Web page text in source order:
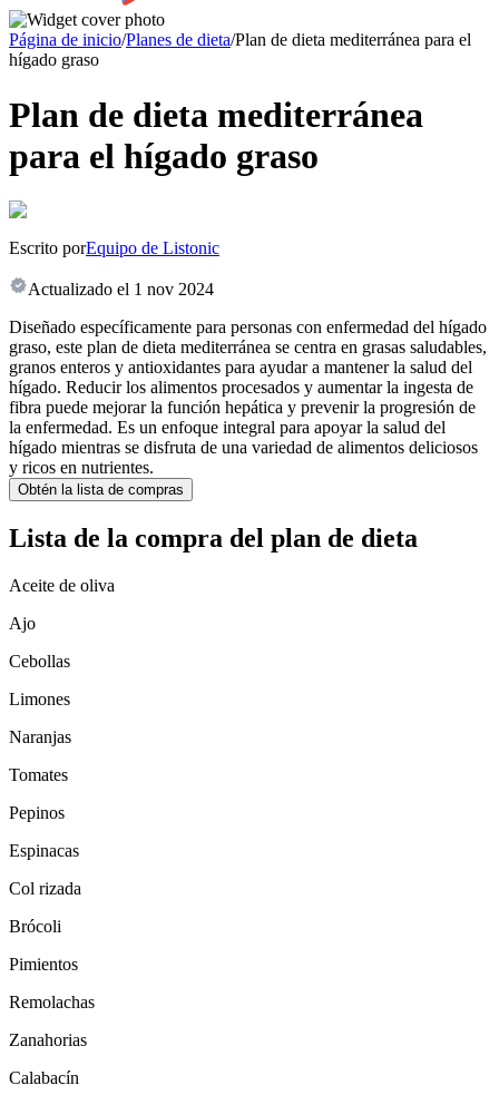
Página de inicio/Planes de dieta/Plan de dieta mediterránea para el
hígado graso
Plan de dieta mediterránea
para el hígado graso
Escrito porEquipo de Listonic
Actualizado el 1 nov 2024
Diseñado específicamente para personas con enfermedad del hígado
graso, este plan de dieta mediterránea se centra en grasas saludables,
granos enteros y antioxidantes para ayudar a mantener la salud del
hígado. Reducir los alimentos procesados y aumentar la ingesta de
fibra puede mejorar la función hepática y prevenir la progresión de
la enfermedad. Es un enfoque integral para apoyar la salud del
hígado mientras se disfruta de una variedad de alimentos deliciosos
y ricos en nutrientes.
Obtén la lista de compras
Lista de la compra del plan de dieta
Aceite de oliva
Ajo
Cebollas
Limones
Naranjas
Tomates
Pepinos
Espinacas
Col rizada
Brócoli
Pimientos
Remolachas
Zanahorias
Calabacín